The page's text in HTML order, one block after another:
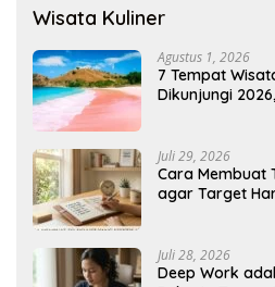
Wisata Kuliner
Agustus 1, 2026
7 Tempat
Dikunjungi
Juli 29, 2026
Cara Membuat
agar Target
Juli 28, 2026
Deep Work